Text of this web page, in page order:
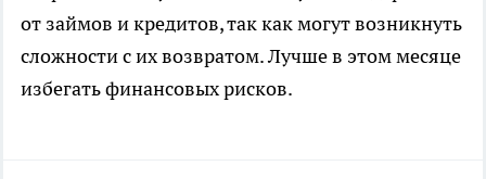
от займов и кредитов, так как могут возникнуть
сложности с их возвратом. Лучше в этом месяце
избегать финансовых рисков.